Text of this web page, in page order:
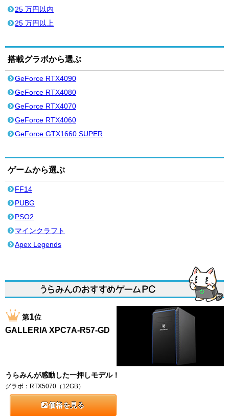
25 万円以内
25 万円以上
搭載グラボから選ぶ
GeForce RTX4090
GeForce RTX4080
GeForce RTX4070
GeForce RTX4060
GeForce GTX1660 SUPER
ゲームから選ぶ
FF14
PUBG
PSO2
マインクラフト
Apex Legends
第1位
GALLERIA XPC7A-R57-GD
うらみんが感動した一押しモデル！
グラボ：RTX5070（12GB）
価格を見る